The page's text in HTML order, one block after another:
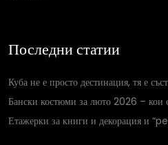
Последни статии
Куба не е просто дестинация, тя е
Бански костюми за люто 2026 – кои
Етажерки за книги и декорация и